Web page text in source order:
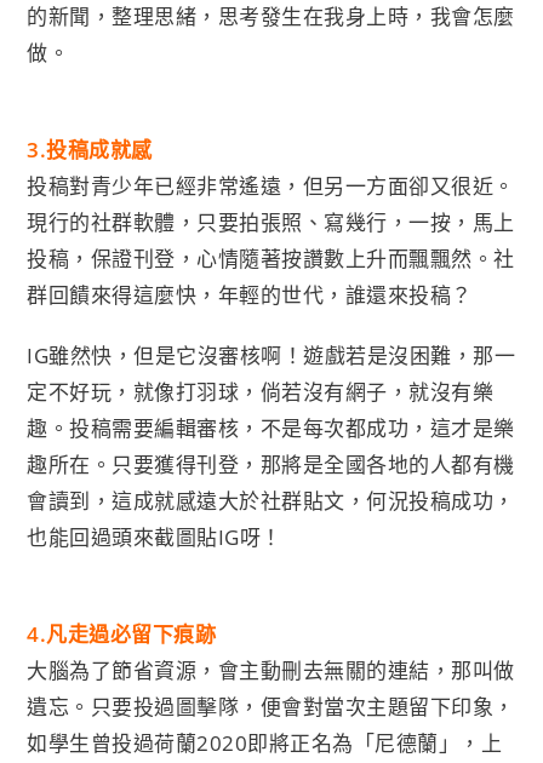
的新聞，整理思緒，思考發生在我身上時，我會怎麼
做。
3.投稿成就感
投稿對青少年已經非常遙遠，但另一方面卻又很近。
現行的社群軟體，只要拍張照、寫幾行，一按，馬上
投稿，保證刊登，心情隨著按讚數上升而飄飄然。社
群回饋來得這麼快，年輕的世代，誰還來投稿？
IG雖然快，但是它沒審核啊！遊戲若是沒困難，那一
定不好玩，就像打羽球，倘若沒有網子，就沒有樂
趣。投稿需要編輯審核，不是每次都成功，這才是樂
趣所在。只要獲得刊登，那將是全國各地的人都有機
會讀到，這成就感遠大於社群貼文，何況投稿成功，
也能回過頭來截圖貼IG呀！
4.凡走過必留下痕跡
大腦為了節省資源，會主動刪去無關的連結，那叫做
遺忘。只要投過圖擊隊，便會對當次主題留下印象，
如學生曾投過荷蘭2020即將正名為「尼德蘭」，上